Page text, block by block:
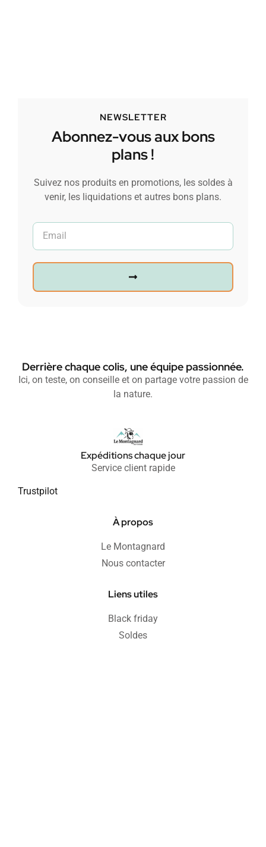
NEWSLETTER
Abonnez-vous aux bons
plans !
Suivez nos produits en promotions, les soldes à
venir, les liquidations et autres bons plans.
Derrière chaque colis, une équipe passionnée.
Ici, on teste, on conseille et on partage votre passion de
la nature.
Expéditions chaque jour
Service client rapide
Trustpilot
À propos
Le Montagnard
Nous contacter
Liens utiles
Black friday
Soldes